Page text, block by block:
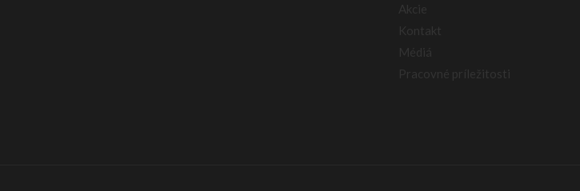
Akcie
Kontakt
Médiá
Pracovné príležitosti